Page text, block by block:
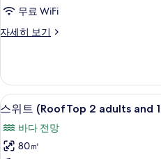
진
모
기
무료 WiFi
자세히 보기
룸
and
children)
세
히
보
스
트
(RoofTop
12
스위트 (RoofTop 2 adults and
바다 전망
80㎡